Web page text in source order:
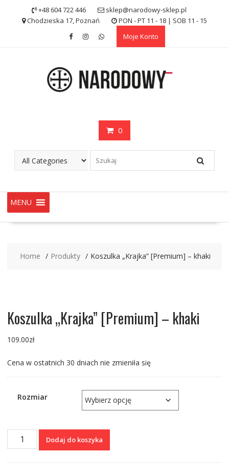
+48 604 722 446
sklep@narodowy-sklep.pl
Chodzieska 17, Poznań
PON - PT 11 - 18 | SOB 11 - 15
Moje Konto
0
MENU
Home Produkty Koszulka „Krajka” [Premium] – khaki
Koszulka „Krajka” [Premium] – khaki
109.00zł
Cena w ostatnich 30 dniach nie zmieniła się
Rozmiar
ilość
Koszulka
Dodaj do koszyka